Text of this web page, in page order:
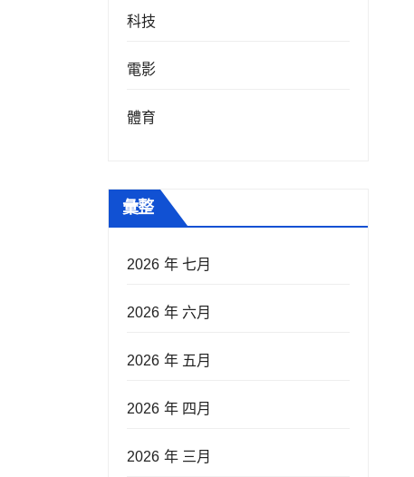
科技
電影
體育
彙整
2026 年 七月
2026 年 六月
2026 年 五月
2026 年 四月
2026 年 三月